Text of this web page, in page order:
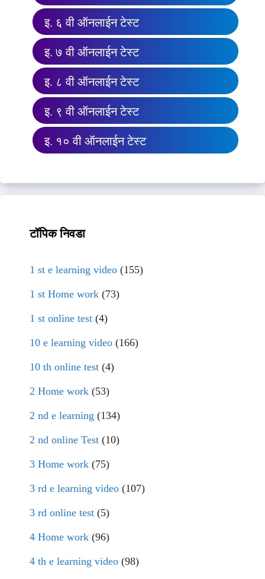
इ. ६ वी ऑनलाईन टेस्ट
इ. ७ वी ऑनलाईन टेस्ट
इ. ८ वी ऑनलाईन टेस्ट
इ. ९ वी ऑनलाईन टेस्ट
इ. १० वी ऑनलाईन टेस्ट
टॉपिक निवडा
1 st e learning video (155)
1 st Home work (73)
1 st online test (4)
10 e learning video (166)
10 th online test (4)
2 Home work (53)
2 nd e learning (134)
2 nd online Test (10)
3 Home work (75)
3 rd e learning video (107)
3 rd online test (5)
4 Home work (96)
4 th e learning video (98)